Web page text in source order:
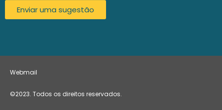
Enviar uma sugestão
Webmail
©2023. Todos os direitos reservados.